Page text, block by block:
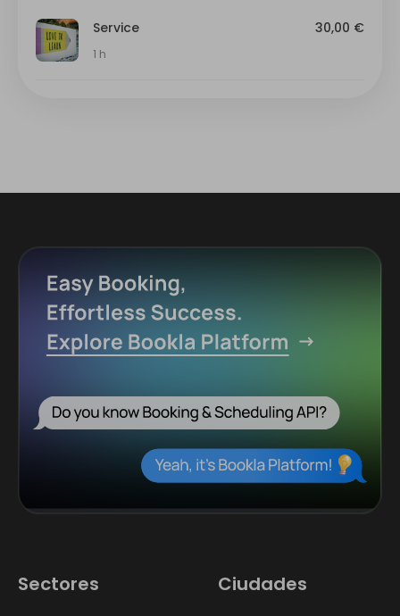
Sectores Ciudades